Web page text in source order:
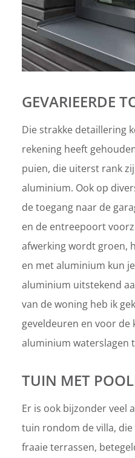
GEVARIEERDE
Die strakke detaillering
rekening heeft
puien, die uiterst rank
aluminium. Ook op
de toegang naar de
en de entreepoort
afwerking wordt groen,
en met aluminium kun
aluminium uitstekend
van de woning heb ik
geveldeuren en voor
aluminium waterslagen
TUIN MET
Er is ook bijzonder veel
tuin rondom de villa,
fraaie terrassen,